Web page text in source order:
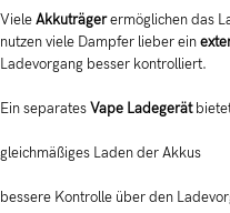
VieleAkkuträgerermöglichen das
nutzen viele Dampfer lieber ein
Ladevorgang besser kontrolliert.
Ein separatesVape Ladegerät
gleichmäßiges Laden der Akkus
bessere Kontrolle über den